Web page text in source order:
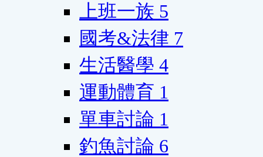
上班一族 5
國考&法律 7
生活醫學 4
運動體育 1
單車討論 1
釣魚討論 6